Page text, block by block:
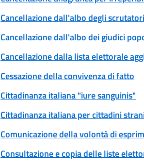
Cancellazione dall'albo degli scrutatori
Cancellazione dall'albo dei giudici
Cancellazione dalla lista elettorale
Cessazione della convivenza di fatto
Cittadinanza italiana "iure sanguinis"
Cittadinanza italiana per cittadini
Comunicazione della volontà di
Consultazione e copia delle liste